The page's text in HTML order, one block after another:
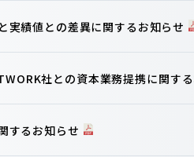
実績値との差異に関するお知らせ
社との資本業務提携に関す
するお知らせ